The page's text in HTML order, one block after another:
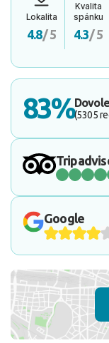
Lokalita
4.8/ 5
Kvalita
spánku
4.3/ 5
83%(5305
Google